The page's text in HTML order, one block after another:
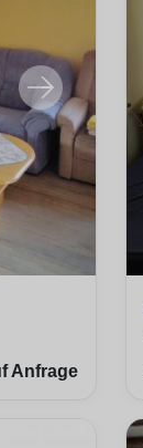
Anfrage